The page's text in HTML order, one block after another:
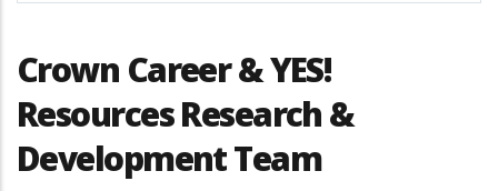
Crown Career & YES!
Resources Research &
Development Team